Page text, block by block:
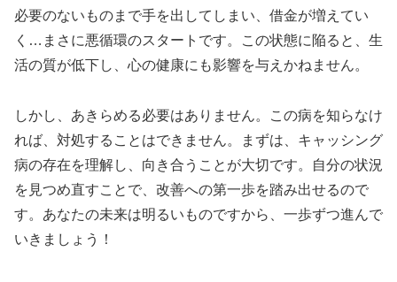
必要のないものまで手を出してしまい、借金が増えてい
く…まさに悪循環のスタートです。この状態に陥ると、生
活の質が低下し、心の健康にも影響を与えかねません。
しかし、あきらめる必要はありません。この病を知らなけ
れば、対処することはできません。まずは、キャッシング
病の存在を理解し、向き合うことが大切です。自分の状況
を見つめ直すことで、改善への第一歩を踏み出せるので
す。あなたの未来は明るいものですから、一歩ずつ進んで
いきましょう！